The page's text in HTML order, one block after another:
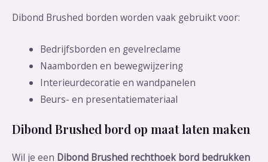
Dibond Brushed borden worden vaak gebruikt voor:
Bedrijfsborden en gevelreclame
Naamborden en bewegwijzering
Interieurdecoratie en wandpanelen
Beurs- en presentatiemateriaal
Dibond Brushed bord op maat laten maken
Wil je een Dibond Brushed rechthoek bord bedrukken